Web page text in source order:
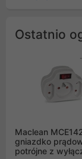
Ostatnio
Maclean
gniazdko
potrójne z